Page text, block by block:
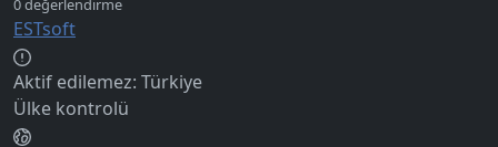
ESTsoft
Aktif edilemez: Türkiye
Ülke kontrolü